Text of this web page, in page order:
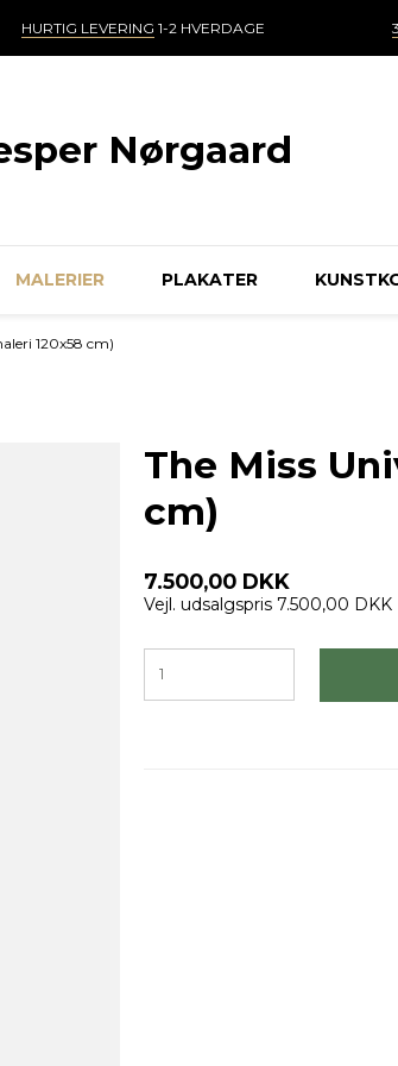
HURTIG LEVERING 1-2 HVERDAGE
Nørgaard
MALERIER PLAKATER
120x58 cm)
The Miss
cm)
7.500,00 DKK
Vejl. udsalgspris 7.500,00 DKK